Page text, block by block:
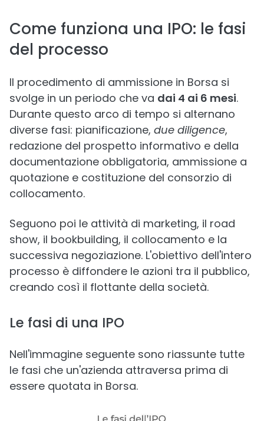
Come funziona una IPO: le fasi
del processo
Il procedimento di ammissione in Borsa si
svolge in un periodo che va dai 4 ai 6 mesi.
Durante questo arco di tempo si alternano
diverse fasi: pianificazione, due diligence,
redazione del prospetto informativo e della
documentazione obbligatoria, ammissione a
quotazione e costituzione del consorzio di
collocamento.
Seguono poi le attività di marketing, il road
show, il bookbuilding, il collocamento e la
successiva negoziazione. L'obiettivo dell'intero
processo è diffondere le azioni tra il pubblico,
creando così il flottante della società.
Le fasi di una IPO
Nell'immagine seguente sono riassunte tutte
le fasi che un'azienda attraversa prima di
essere quotata in Borsa.